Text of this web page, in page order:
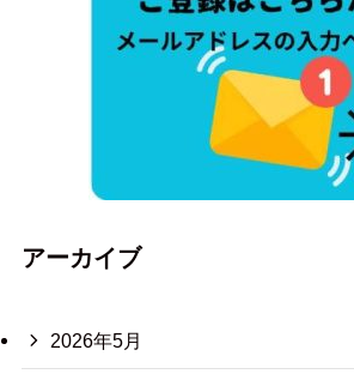
アーカイブ
2026年5月